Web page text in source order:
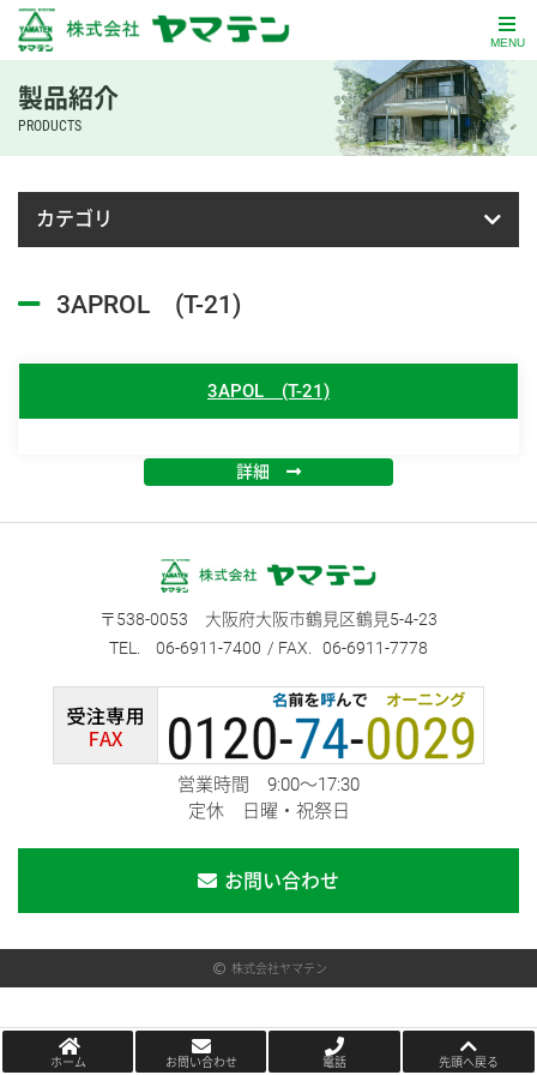
MENU
製品紹介
PRODUCTS
カテゴリ
3APROL (T-21)
3APOL (T-21)
詳細
538-0053
大阪府大阪市鶴見区鶴見5-4-23
06-6911-7400
06-6911-7778
営業時間 9:00～17:30
定休 日曜・祝祭日
お問い合わせ
ホーム お問い合わせ 電話 先頭へ戻る
株式会社ヤマテン